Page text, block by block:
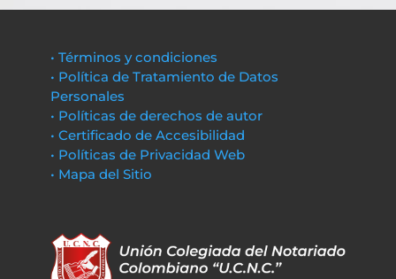
• Términos y condiciones
• Política de Tratamiento de Datos
Personales
• Políticas de derechos de autor
• Certificado de Accesibilidad
• Políticas de Privacidad Web
• Mapa del Sitio